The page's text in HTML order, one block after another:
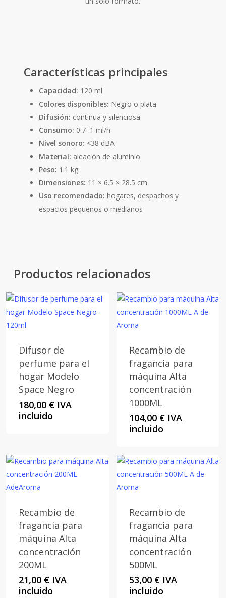
Características principales
Capacidad: 120 ml
Colores disponibles: Negro o plata
Difusión: continua y silenciosa
Consumo: 0.7–1 ml/h
Nivel sonoro: <38 dBA
Material: aleación de aluminio
Peso: 1.1 kg
Dimensiones: 11 × 6.5 × 28.5 cm
Uso recomendado: hogares, despachos y
espacios pequeños o medianos
Productos relacionados
Difusor de
perfume para el
hogar Modelo
Space Negro
180,00 € IVA
incluido
Recambio de
fragancia para
máquina Alta
concentración
1000ML
104,00 € IVA
incluido
Recambio de
fragancia para
máquina Alta
concentración
200ML
21,00 € IVA
incluido
Recambio de
fragancia para
máquina Alta
concentración
500ML
53,00 € IVA
incluido